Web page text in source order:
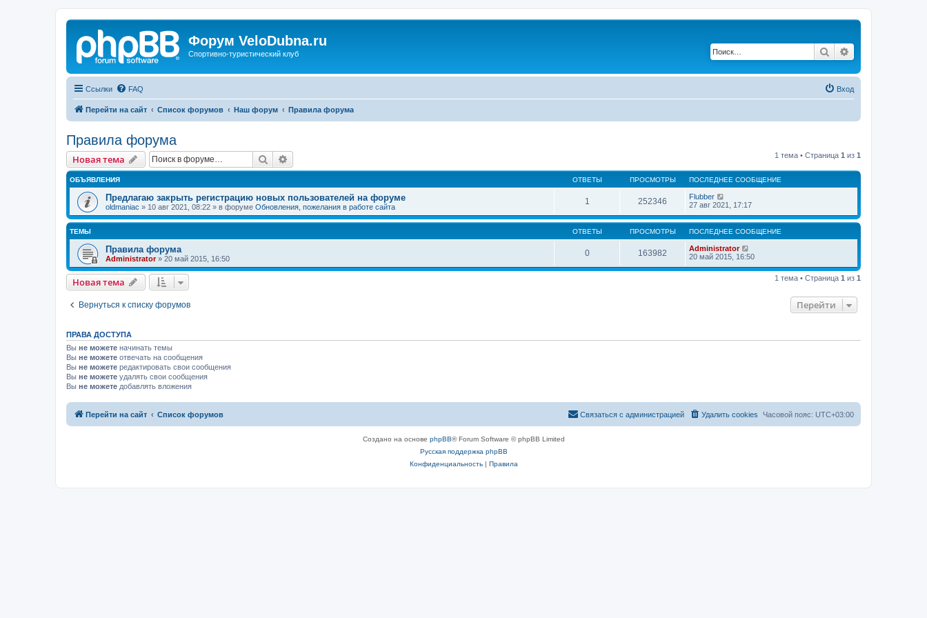
Форум VeloDubna.ru
Спортивно-туристический клуб Поиск
Ссылки FAQ Вход
Перейти на сайт Список форумов Наш форум Правила форума
Правила форума
Новая тема Поиск 1 тема • Страница 1 из 1
ОБЪЯВЛЕНИЯ ОТВЕТЫ ПРОСМОТРЫ ПОСЛЕДНЕЕ СООБЩЕНИЕ
Предлагаю закрыть регистрацию новых пользователей на форуме
oldmaniac » 10 авг 2021, 08:22 » в форуме Обновления, пожелания в работе сайта
1 252346
Flubber
27 авг 2021, 17:17
ТЕМЫ ОТВЕТЫ ПРОСМОТРЫ ПОСЛЕДНЕЕ СООБЩЕНИЕ
Правила форума
Administrator» 20 май 2015, 16:50
0 163982
Administrator
20 май 2015, 16:50
Новая тема 1 тема • Страница 1 из 1
Вернуться к списку форумов Перейти
ПРАВА ДОСТУПА
Вы не можете начинать темы
Вы не можете отвечать на сообщения
Вы не можете редактировать свои сообщения
Вы не можете удалять свои сообщения
Вы не можете добавлять вложения
Перейти на сайт Список форумов Часовой пояс: UTC+03:00
Удалить cookies
Связаться с администрацией
Создано на основе phpBB® Forum Software © phpBB Limited
Русская поддержка phpBB
Конфиденциальность| Правила